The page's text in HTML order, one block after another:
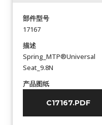
部件型号
17167
描述
Spring_MTP®Universal
Seat_9.8N
产品图纸
C17167.PDF